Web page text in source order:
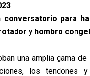
conversatorio para
y hombro
una amplia gama
los tendones